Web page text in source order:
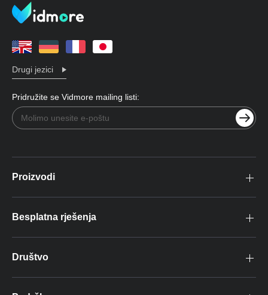
Drugi jezici
Pridružite se Vidmore mailing listi:
Proizvodi
Besplatna rješenja
Društvo